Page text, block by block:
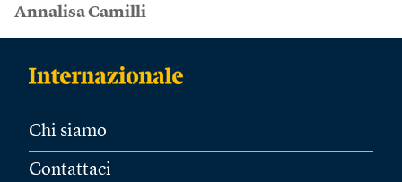
Annalisa Camilli
Chi siamo
Contattaci